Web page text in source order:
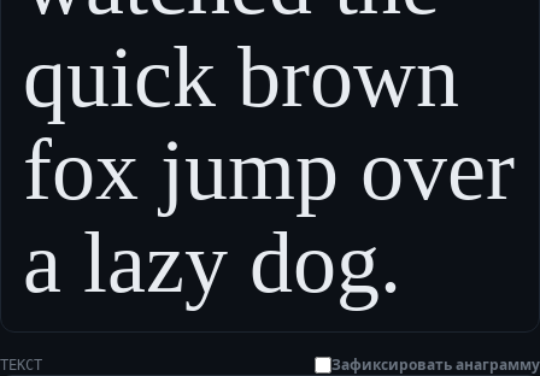
quick brown
fox jump over
a lazy dog.
ТЕКСТ Зафиксировать анаграмму